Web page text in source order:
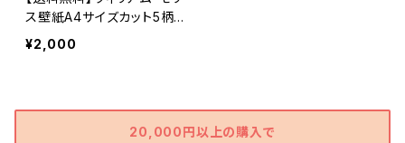
ス壁紙A4サイズカット5柄
セット
¥2,000
20,000円以上の購入で